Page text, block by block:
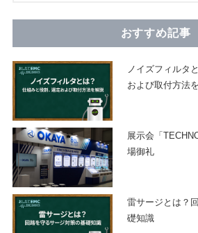
おすすめ記事
ノイズフィルタ
および取付方法
展示会「
場御礼
雷サージとは？
礎知識